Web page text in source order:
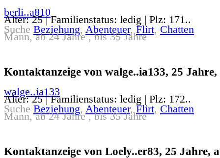
berli..a810
Alter: 25 | Familienstatus: ledig | Plz: 171..
Suche Beziehung, Abenteuer, Flirt, Chatten
Mann, ab 24 Jahre , bis 35 Jahre
Kontaktanzeige von walge..ia133, 25 Jahre,
walge..ia133
Alter: 25 | Familienstatus: ledig | Plz: 172..
Suche Beziehung, Abenteuer, Flirt, Chatten
Mann, ab 24 Jahre , bis 35 Jahre
Kontaktanzeige von Loely..er83, 25 Jahre,